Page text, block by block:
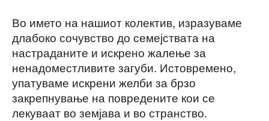
Во името на нашиот колектив, изразуваме
длабоко сочувство до семејствата на
настраданите и искрено жалење за
ненадоместливите загуби. Истовремено,
упатуваме искрени желби за брзо
закрепнување на повредените кои се
лекуваат во земјава и во странство.